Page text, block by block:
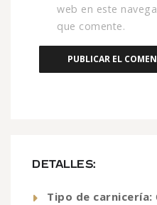
DETALLES:
Tipo de carnicería:
web en este
que comente.